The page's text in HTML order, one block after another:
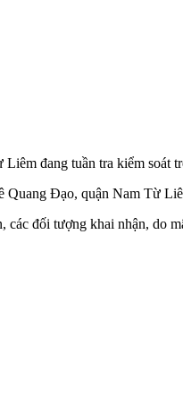
đang tuần tra kiểm soát
Quang Đạo, quận Nam Từ
đối tượng khai nhận, do